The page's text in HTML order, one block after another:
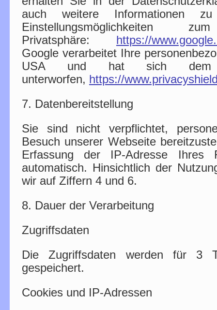
auch weitere Informationen
Einstellungsmöglichkeiten
Privatsphäre: https://
Google verarbeitet Ihre
USA und hat sich dem
unterworfen, https://
7. Datenbereitstellung
Sie sind nicht verpflichtet,
Besuch unserer Webseite
Erfassung der IP-Adresse Ihres
automatisch. Hinsichtlich der
wir auf Ziffern 4 und 6.
8. Dauer der Verarbeitung
Zugriffsdaten
Die Zugriffsdaten werden für 3
gespeichert.
Cookies und IP-Adressen